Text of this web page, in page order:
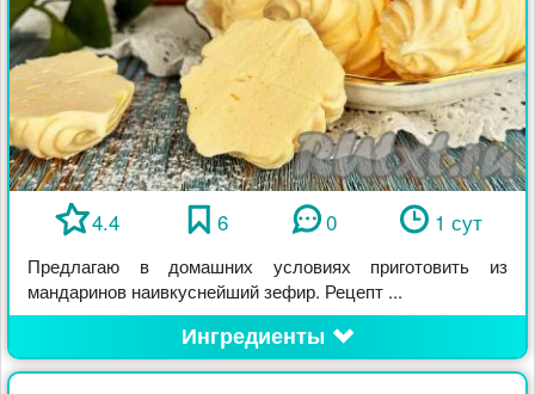
4.4 6 0 1 сут
Предлагаю в домашних условиях приготовить из
мандаринов наивкуснейший зефир. Рецепт ...
Ингредиенты